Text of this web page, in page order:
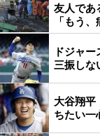
友人であ
「もう
ドジャ
三振しな
大谷翔平
ちたい一